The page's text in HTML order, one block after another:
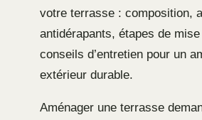
votre terrasse : composition,
antidérapants, étapes de
conseils d’entretien pour un
extérieur durable.
Aménager une terrasse